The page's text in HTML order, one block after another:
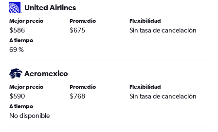
United Airlines
Mejor precio
$586
Promedio
$675
Flexibilidad
Sin tasa de cancelación
A tiempo
69 %
Aeromexico
Mejor precio
$590
Promedio
$768
Flexibilidad
Sin tasa de cancelación
A tiempo
No disponible